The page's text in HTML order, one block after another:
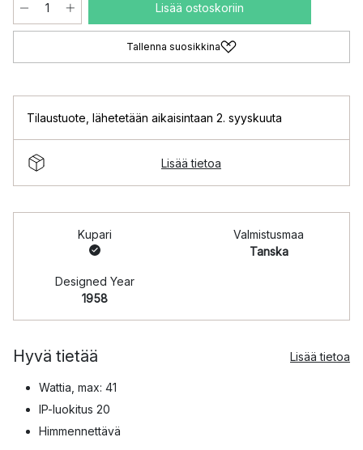
Lisää ostoskoriin
Tallenna suosikkina
Tilaustuote lähetetään aikaisintaan 2. syyskuuta
Lisää tietoa
Kupari
Valmistusmaa
Tanska
Designed Year
1958
Hyvä tietää Lisää tietoa
Wattia, max: 41
IP-luokitus 20
Himmennettävä